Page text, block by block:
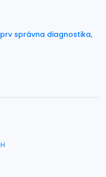
správna diagnostika,